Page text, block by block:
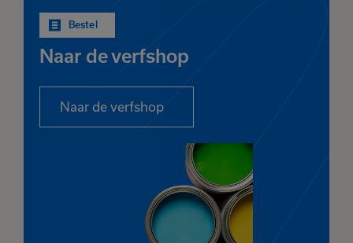
Bestel
Naar de verfshop
Naar de verfshop